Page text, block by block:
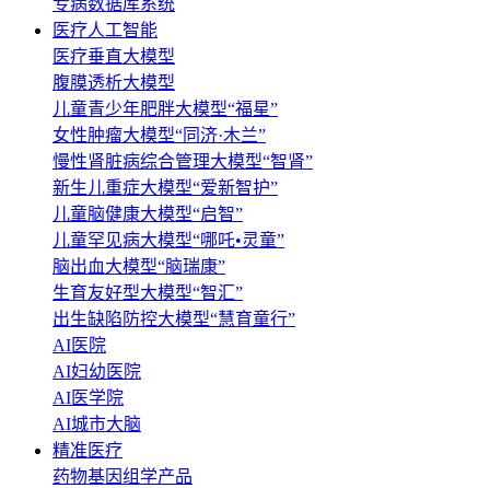
专病数据库系统
医疗人工智能
医疗垂直大模型
腹膜透析大模型
儿童青少年肥胖大模型“福星”
女性肿瘤大模型“同济·木兰”
慢性肾脏病综合管理大模型“智肾”
新生儿重症大模型“爱新智护”
儿童脑健康大模型“启智”
儿童罕见病大模型“哪吒•灵童”
脑出血大模型“脑瑞康”
生育友好型大模型“智汇”
出生缺陷防控大模型“慧育童行”
AI医院
AI妇幼医院
AI医学院
AI城市大脑
精准医疗
药物基因组学产品